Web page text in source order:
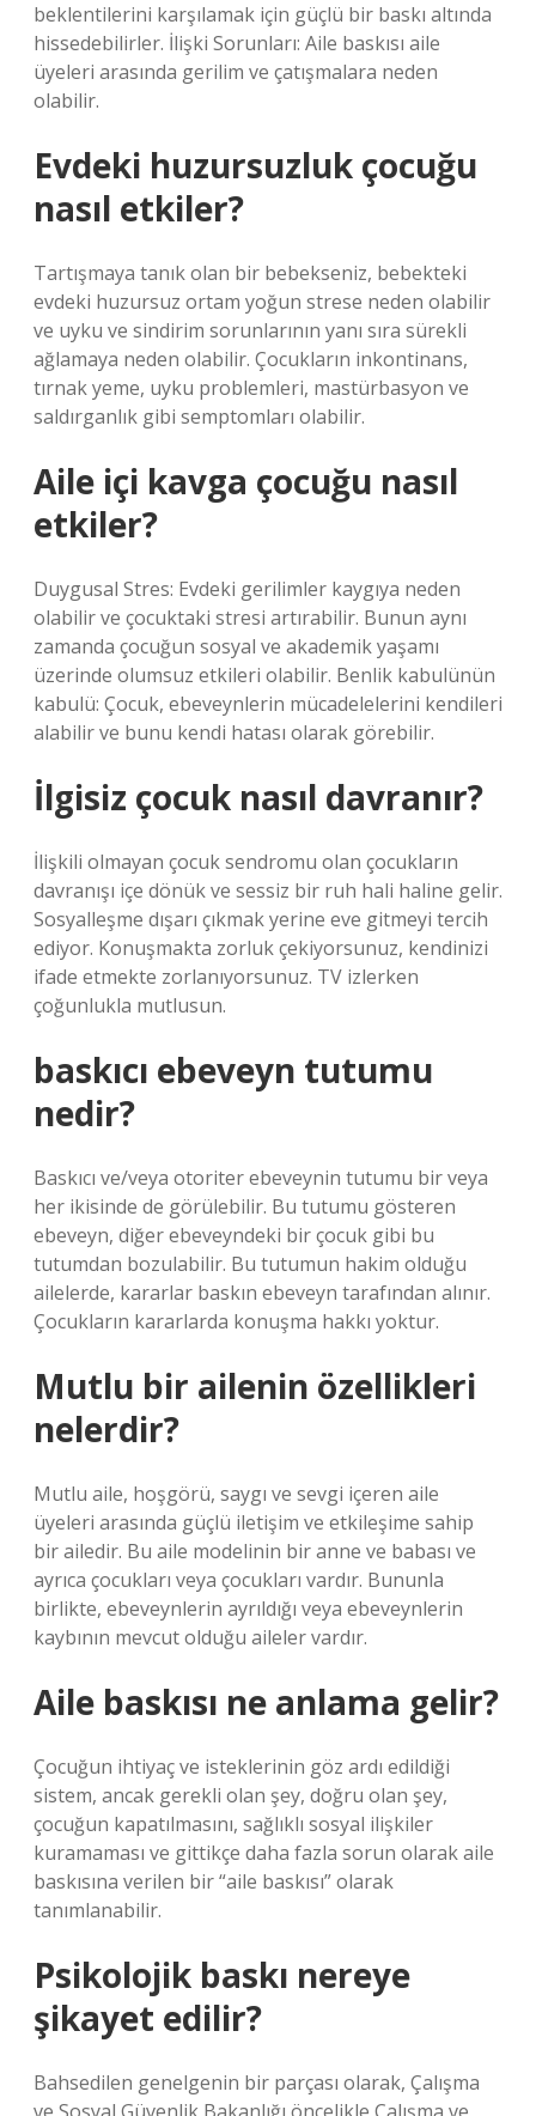
beklentilerini karşılamak için güçlü bir baskı altında
hissedebilirler. İlişki Sorunları: Aile baskısı aile
üyeleri arasında gerilim ve çatışmalara neden
olabilir.
Evdeki huzursuzluk çocuğu
nasıl etkiler?
Tartışmaya tanık olan bir bebekseniz, bebekteki
evdeki huzursuz ortam yoğun strese neden olabilir
ve uyku ve sindirim sorunlarının yanı sıra sürekli
ağlamaya neden olabilir. Çocukların inkontinans,
tırnak yeme, uyku problemleri, mastürbasyon ve
saldırganlık gibi semptomları olabilir.
Aile içi kavga çocuğu nasıl
etkiler?
Duygusal Stres: Evdeki gerilimler kaygıya neden
olabilir ve çocuktaki stresi artırabilir. Bunun aynı
zamanda çocuğun sosyal ve akademik yaşamı
üzerinde olumsuz etkileri olabilir. Benlik kabulünün
kabulü: Çocuk, ebeveynlerin mücadelelerini kendileri
alabilir ve bunu kendi hatası olarak görebilir.
İlgisiz çocuk nasıl davranır?
İlişkili olmayan çocuk sendromu olan çocukların
davranışı içe dönük ve sessiz bir ruh hali haline gelir.
Sosyalleşme dışarı çıkmak yerine eve gitmeyi tercih
ediyor. Konuşmakta zorluk çekiyorsunuz, kendinizi
ifade etmekte zorlanıyorsunuz. TV izlerken
çoğunlukla mutlusun.
baskıcı ebeveyn tutumu
nedir?
Baskıcı ve/veya otoriter ebeveynin tutumu bir veya
her ikisinde de görülebilir. Bu tutumu gösteren
ebeveyn, diğer ebeveyndeki bir çocuk gibi bu
tutumdan bozulabilir. Bu tutumun hakim olduğu
ailelerde, kararlar baskın ebeveyn tarafından alınır.
Çocukların kararlarda konuşma hakkı yoktur.
Mutlu bir ailenin özellikleri
nelerdir?
Mutlu aile, hoşgörü, saygı ve sevgi içeren aile
üyeleri arasında güçlü iletişim ve etkileşime sahip
bir ailedir. Bu aile modelinin bir anne ve babası ve
ayrıca çocukları veya çocukları vardır. Bununla
birlikte, ebeveynlerin ayrıldığı veya ebeveynlerin
kaybının mevcut olduğu aileler vardır.
Aile baskısı ne anlama gelir?
Çocuğun ihtiyaç ve isteklerinin göz ardı edildiği
sistem, ancak gerekli olan şey, doğru olan şey,
çocuğun kapatılmasını, sağlıklı sosyal ilişkiler
kuramaması ve gittikçe daha fazla sorun olarak aile
baskısına verilen bir “aile baskısı” olarak
tanımlanabilir.
Psikolojik baskı nereye
şikayet edilir?
Bahsedilen genelgenin bir parçası olarak, Çalışma